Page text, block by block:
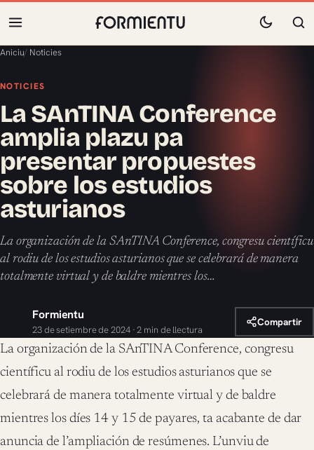
Aniciu/ Noticies
NOTICIES
La SAnTINA Conference
amplia plazu pa
presentar propuestes
sobre los estudios
asturianos
La organización de la SAnTINA Conference, congresu científicu
al rodiu de los estudios asturianos que se celebrará de manera
totalmente virtual y de baldre mientres los…
Formientu
23 de setiembre de 2024 · 2 min de llectura
Compartir
La organización de la SAnTINA Conference, congresu
científicu al rodiu de los estudios asturianos que se
celebrará de manera totalmente virtual y de baldre
mientres los díes 14 y 15 de payares, ta acabante de dar
anuncia de l’ampliación de resúmenes. L’unviu de